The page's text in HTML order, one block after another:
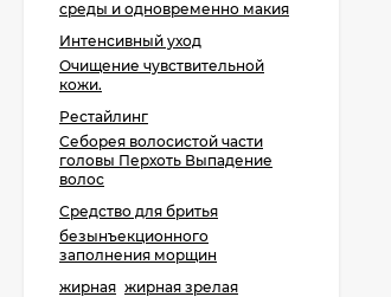
среды и одновременно макия
Интенсивный уход
Очищение чувствительной
кожи.
Рестайлинг
Себорея волосистой части
головы Перхоть Выпадение
волос
Средство для бритья
безынъекционного
заполнения морщин
жирная жирная зрелая